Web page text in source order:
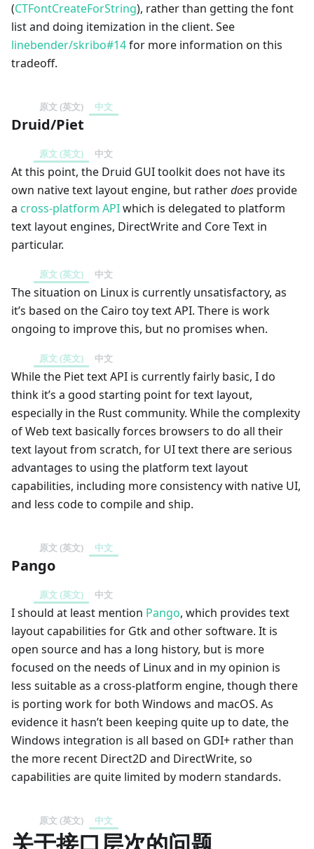
(CTFontCreateForString), rather than getting the font
list and doing itemization in the client. See
linebender/skribo#14for more information on this
tradeoff.
原文 (英文) 中文
Druid/Piet
原文 (英文) 中文
At this point, the Druid GUI toolkit does not have its
own native text layout engine, but ratherdoes provide
a cross-platform APIwhich is delegated to platform
text layout engines, DirectWrite and Core Text in
particular.
原文 (英文) 中文
The situation on Linux is currently unsatisfactory, as
it’s based on the Cairo toy text API. There is work
ongoing to improve this, but no promises when.
原文 (英文) 中文
While the Piet text API is currently fairly basic, I do
think it’s a good starting point for text layout,
especially in the Rust community. While the complexity
of Web text basically forces browsers to do all their
text layout from scratch, for UI text there are serious
advantages to using the platform text layout
capabilities, including more consistency with native UI,
and less code to compile and ship.
原文 (英文) 中文
Pango
原文 (英文) 中文
I should at least mention Pango, which provides text
layout capabilities for Gtk and other software. It is
open source and has a long history, but is more
focused on the needs of Linux and in my opinion is
less suitable as a cross-platform engine, though there
is porting work for both Windows and macOS. As
evidence it hasn’t been keeping quite up to date, the
Windows integration is all based on GDI+ rather than
the more recent Direct2D and DirectWrite, so
capabilities are quite limited by modern standards.
原文 (英文) 中文